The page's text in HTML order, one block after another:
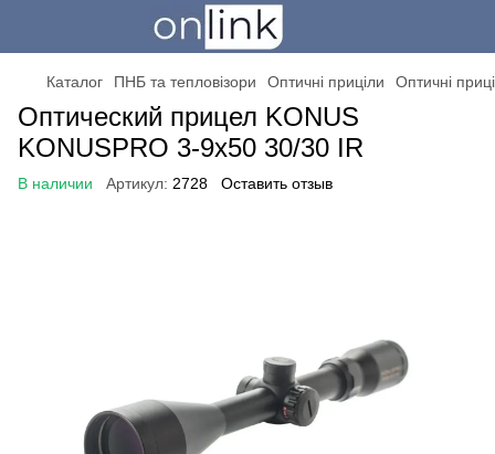
Каталог ПНБ та тепловізори Оптичні приціли Оптичні
Оптический прицел KONUS
KONUSPRO 3-9x50 30/30 IR
В наличии Артикул: 2728 Оставить отзыв